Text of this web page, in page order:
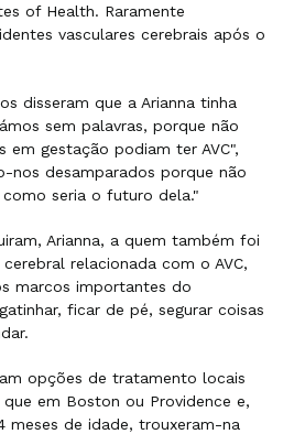
of Health. Raramente
vasculares cerebrais após o
disseram que a Arianna tinha
sem palavras, porque não
em gestação podiam ter AVC",
nos desamparados porque não
seria o futuro dela."
Arianna, a quem também foi
relacionada com o AVC,
marcos importantes do
ficar de pé, segurar coisas
opções de tratamento locais
em Boston ou Providence e,
meses de idade, trouxeram-na